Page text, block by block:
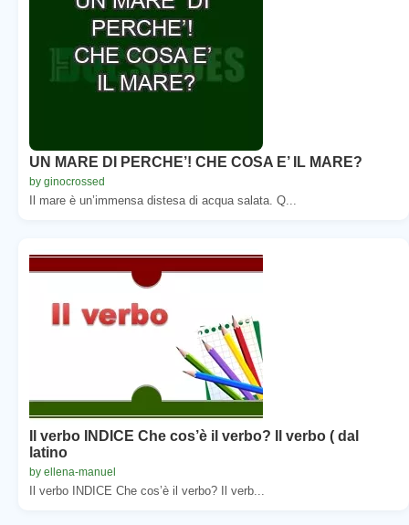
UN MARE DI PERCHE’! CHE COSA E’ IL MARE?
by ginocrossed
Il mare è un’immensa distesa di acqua salata. Q...
Il verbo INDICE Che cos’è il verbo? Il verbo ( dal
latino
by ellena-manuel
Il verbo INDICE Che cos’è il verbo? Il verb...